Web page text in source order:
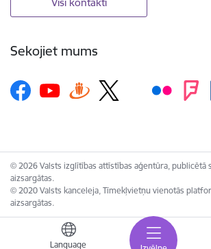
Language
Visi kontakti
Sekojiet mums
© 2026 Valsts izglītības attīstības aģentūra, publicētā
aizsargātas.
© 2020 Valsts kanceleja, Tīmekļvietņu vienotās
aizsargātas.